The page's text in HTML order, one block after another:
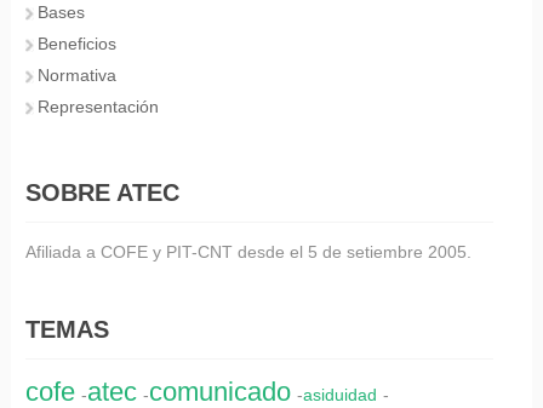
Bases
Beneficios
Normativa
Representación
SOBRE ATEC
Afiliada a COFE y PIT-CNT desde el 5 de setiembre 2005.
TEMAS
cofe -atec -comunicado -asiduidad -